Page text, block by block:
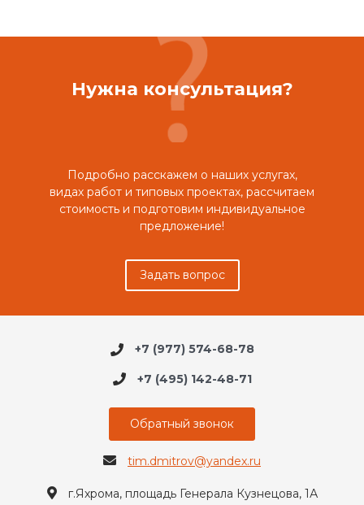
Нужна консультация?
Подробно расскажем о наших услугах,
видах работ и типовых проектах, рассчитаем
стоимость и подготовим индивидуальное
предложение!
Задать вопрос
+7 (977) 574-68-78
+7 (495) 142-48-71
Обратный звонок
tim.dmitrov@yandex.ru
г.Яхрома, площадь Генерала Кузнецова, 1А